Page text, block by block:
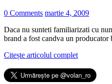
0 Comments martie 4, 2009
Daca nu sunteti familiarizati cu
brand a fost candva un producator
Citește articolul complet